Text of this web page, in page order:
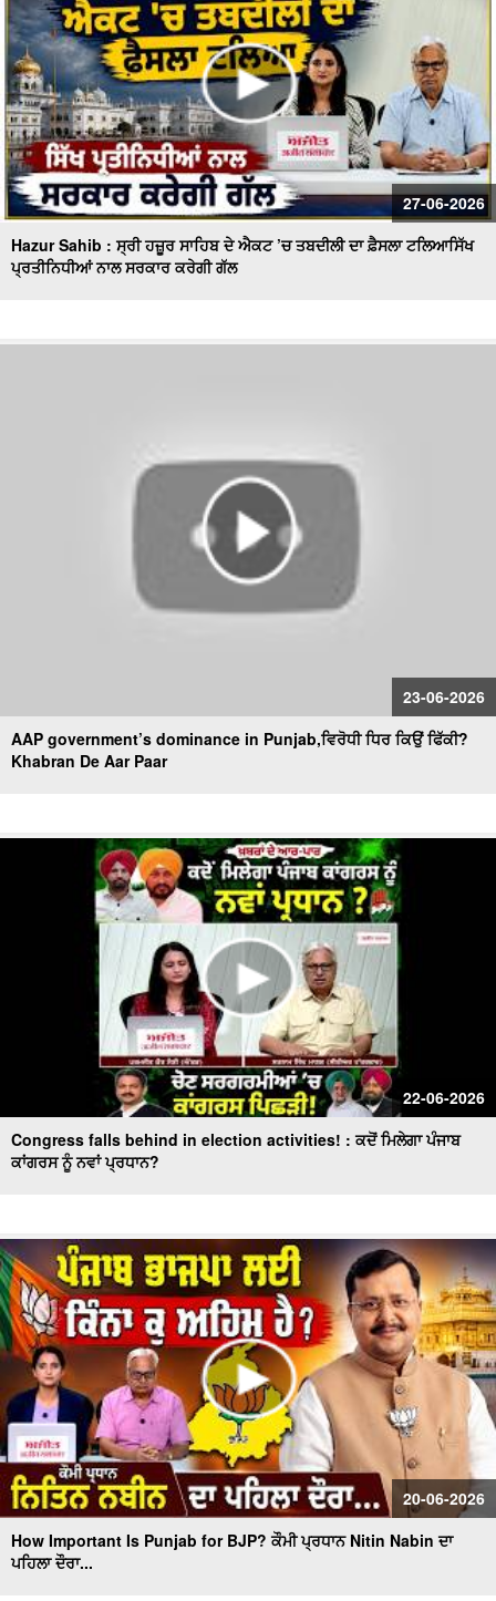
27-06-2026
Hazur Sahib : ਸ੍ਰੀ ਹਜ਼ੂਰ ਸਾਹਿਬ ਦੇ ਐਕਟ ’ਚ ਤਬਦੀਲੀ ਦਾ ਫ਼ੈਸਲਾ ਟਲਿਆਸਿੱਖ
ਪ੍ਰਤੀਨਿਧੀਆਂ ਨਾਲ ਸਰਕਾਰ ਕਰੇਗੀ ਗੱਲ
23-06-2026
AAP government’s dominance in Punjab,ਵਿਰੋਧੀ ਧਿਰ ਕਿਉਂ ਫਿੱਕੀ?
Khabran De Aar Paar
22-06-2026
Congress falls behind in election activities! : ਕਦੋਂ ਮਿਲੇਗਾ ਪੰਜਾਬ
ਕਾਂਗਰਸ ਨੂੰ ਨਵਾਂ ਪ੍ਰਧਾਨ?
20-06-2026
How Important Is Punjab for BJP? ਕੌਮੀ ਪ੍ਰਧਾਨ Nitin Nabin ਦਾ
ਪਹਿਲਾ ਦੌਰਾ...